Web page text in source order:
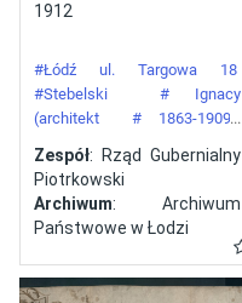
numerem 34 przy ulicy
Łodzi]
1912
#Łódź ul. Targowa 18
#Stebelski
# Ignacy
(architekt
# 1863-1909)
Zespół: Rząd Gubernialny
Piotrkowski
Archiwum: Archiwum
Państwowe w Łodzi